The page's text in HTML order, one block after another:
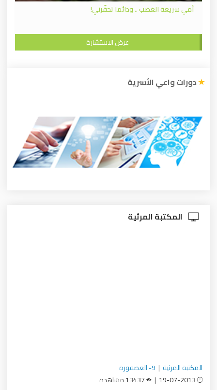
أمي سريعة الغضب .. ودائما تحقّرني!
عرض الاستشارة
دورات واعي الأسرية
المكتبة المرئية
المكتبة المرئية | 9- العصفورة